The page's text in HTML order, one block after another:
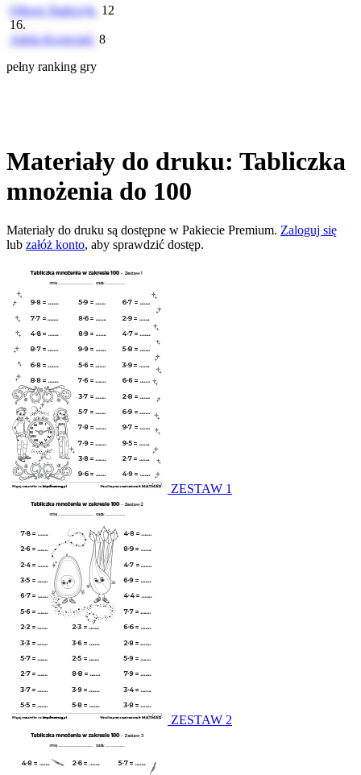
Oliwer Stańczyk 12
16.
Adela Kwiecień 8
pełny ranking gry
Materiały do druku: Tabliczka
mnożenia do 100
Materiały do druku są dostępne w Pakiecie Premium. Zaloguj się
lub załóż konto, aby sprawdzić dostęp.
ZESTAW 1
ZESTAW 2